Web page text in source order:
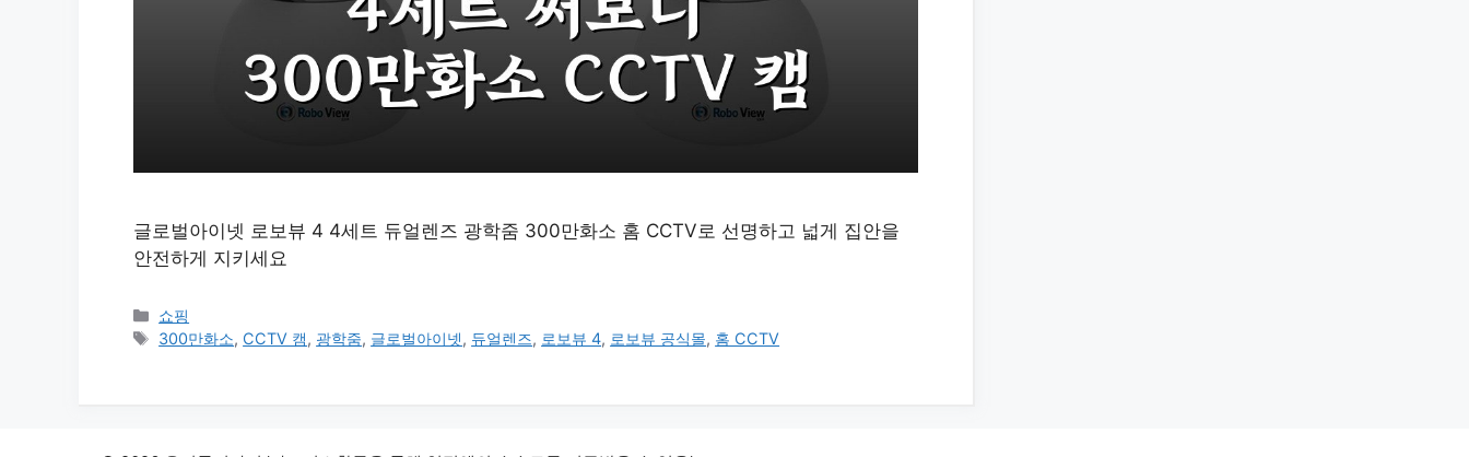
글로벌아이넷 로보뷰 4 4세트 듀얼렌즈 광학줌 300만화소 홈 CCTV로 선명하고 넓게 집안을
안전하게 지키세요
카
테
쇼핑
태
300만화소, CCTV 캠, 광학줌, 글로벌아이넷, 듀얼렌즈, 로보뷰 4, 로보뷰 공식몰, 홈 CCTV